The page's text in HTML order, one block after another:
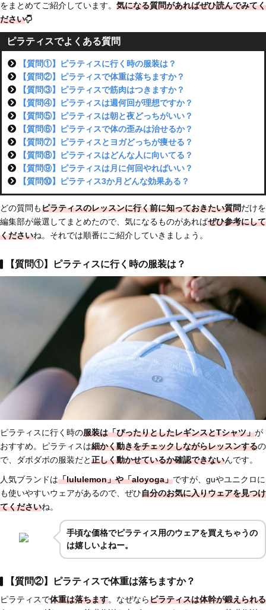
をまとめてご紹介しています。 気になる質問があればぜひ読んでみてく
ださい
ピラティスでよくある質問
【質問①】ピラティスに行く時の服装は？
【質問②】ピラティスで体重は落ちますか？
【質問③】ピラティスで筋肉はつきますか？
【質問④】ピラティスは週何回が理想ですか？
【質問⑤】ピラティスは朝と夜どっちがいい？
【質問⑥】ピラティスで体の歪みは治せるか？
【質問⑦】ピラティスとヨガどっちが痩せる？
【質問⑧】ピラティスはどんな人に向いてる？
【質問⑨】ピラティスは月に何回やればいい？
【質問⑩】ピラティス3か月どんな効果ある？
どの質問もピラティスのレッスンに行く前に知っておきたい質問だけを
編集部が厳選してまとめたので、気になるものがあればぜひ参考にして
くださいね。それでは順番にご紹介していきましょう。
【質問①】ピラティスに行く時の服装は？
ピラティスに行く時の服装は「ぴったりとしたレギンスとTシャツ」が
おすすめ。ピラティスは細かく動きをチェックしながらレッスンするの
で、ダボダボの服装だと正しく動かせているか確認できないんです。
人気ブランドは「lululemon」や「aloyoga」ですが、guやユニクロに
も使いやすいウェアがあるので、ぜひ自分のお気に入りウェアを見つけ
てくださいね。
手頃な価格でピラティス用のウェアを買えちゃうの
は嬉しいよねー。
【質問②】ピラティスで体重は落ちますか？
ピラティスで体重は落ちます。なぜならピラティスは体幹が鍛えられる